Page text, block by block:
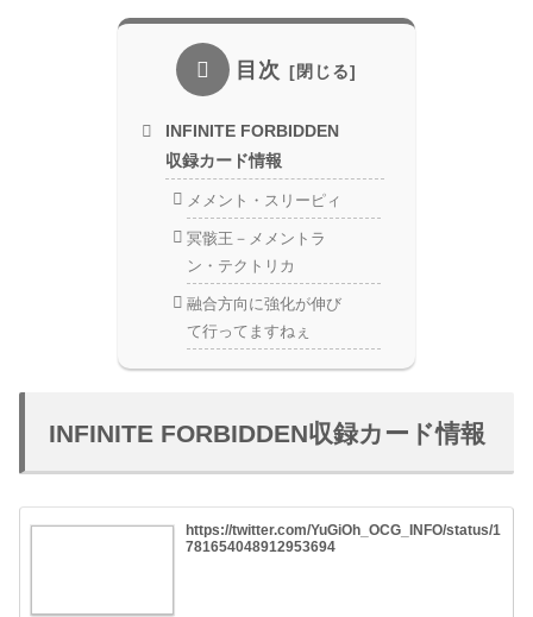
目次
INFINITE FORBIDDEN
収録カード情報
メメント・スリーピィ
冥骸王－メメントラ
ン・テクトリカ
融合方向に強化が伸び
て行ってますねぇ
INFINITE FORBIDDEN収録カード情報
https://twitter.com/YuGiOh_OCG_INFO/status/1
781654048912953694